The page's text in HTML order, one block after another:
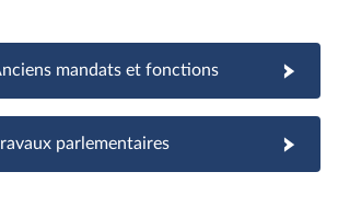
mandats et fonctions
parlementaires